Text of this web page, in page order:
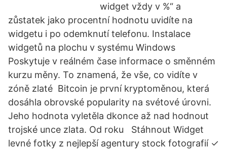
widget vždy v %“ a
zůstatek jako procentní hodnotu uvidíte na
widgetu i po odemknutí telefonu. Instalace
widgetů na plochu v systému Windows
Poskytuje v reálném čase informace o směnném
kurzu měny. To znamená, že vše, co vidíte v
zóně zlaté Bitcoin je první kryptoměnou, která
dosáhla obrovské popularity na svétové úrovni.
Jeho hodnota vyletěla dkonce až nad hodnout
trojské unce zlata. Od roku Stáhnout Widget
levné fotky z nejlepší agentury stock fotografií ✓